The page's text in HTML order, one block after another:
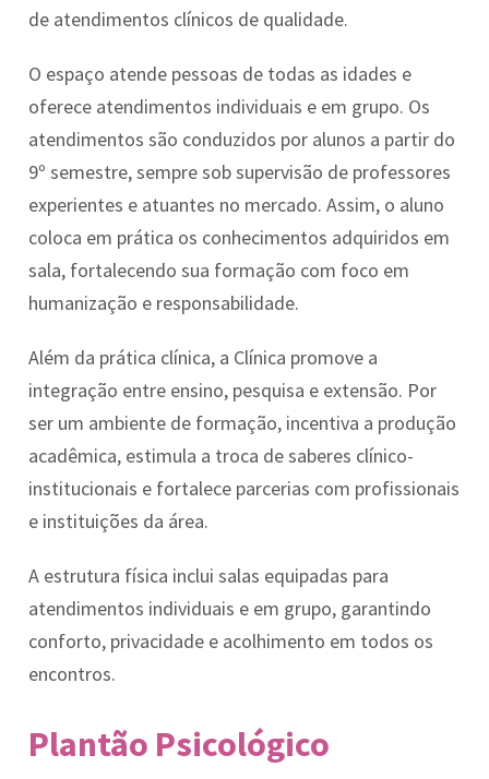
de atendimentos clínicos de qualidade.
O espaço atende pessoas de todas as idades e
oferece atendimentos individuais e em grupo. Os
atendimentos são conduzidos por alunos a partir do
9º semestre, sempre sob supervisão de professores
experientes e atuantes no mercado. Assim, o aluno
coloca em prática os conhecimentos adquiridos em
sala, fortalecendo sua formação com foco em
humanização e responsabilidade.
Além da prática clínica, a Clínica promove a
integração entre ensino, pesquisa e extensão. Por
ser um ambiente de formação, incentiva a produção
acadêmica, estimula a troca de saberes clínico-
institucionais e fortalece parcerias com profissionais
e instituições da área.
A estrutura física inclui salas equipadas para
atendimentos individuais e em grupo, garantindo
conforto, privacidade e acolhimento em todos os
encontros.
Plantão Psicológico